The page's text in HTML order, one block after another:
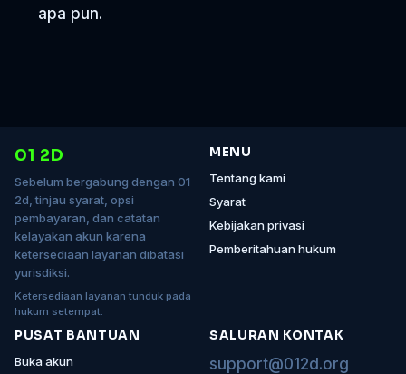
apa pun.
01 2D
Sebelum bergabung dengan 01
2d, tinjau syarat, opsi
pembayaran, dan catatan
kelayakan akun karena
ketersediaan layanan dibatasi
yurisdiksi.
Ketersediaan layanan tunduk pada
hukum setempat.
MENU
Tentang kami
Syarat
Kebijakan privasi
Pemberitahuan hukum
PUSAT BANTUAN
Buka akun
SALURAN KONTAK
support@012d.org